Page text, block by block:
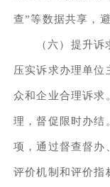
查”等数据共享，
（六）提升
压实诉求办理单位
众和企业合理诉求
理，督促限时办结
项，通过督查督办
评价机制和评价指